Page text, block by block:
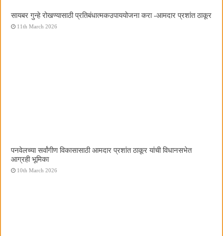
सायबर गुन्हे रोखण्यासाठी प्रतिबंधात्मकउपाययोजना करा -आमदार प्रशांत ठाकूर
11th March 2026
पनवेलच्या सर्वांगीण विकासासाठी आमदार प्रशांत ठाकूर यांची विधानसभेत
आग्रही भूमिका
10th March 2026